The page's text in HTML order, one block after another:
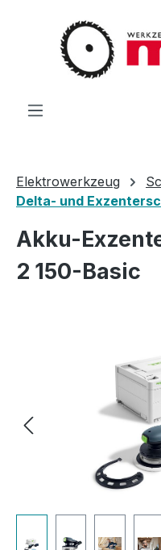
Zum Hauptinhalt springen
Elektrowerkzeug
Delta- und
Akku-
2 150-Basic